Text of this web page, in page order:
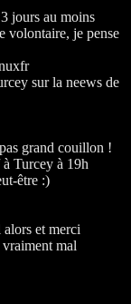
jours au moins
volontaire, je pense
sur la neews de
grand couillon !
Turcey à 19h
être :)
et merci
mal